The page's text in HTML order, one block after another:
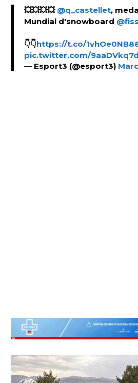
💥💥💥💥 @q_castellet,
Mundial d'snowboard
👇👇https://t.co/
pic.twitter.com/
— Esport3 (@esport3)